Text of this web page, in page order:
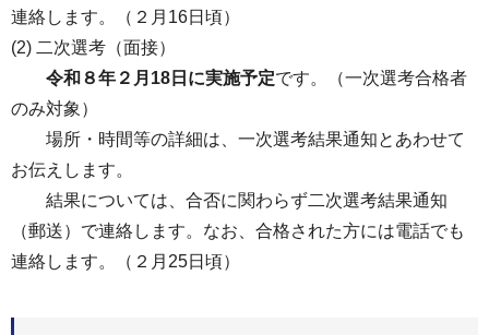
連絡します。（２月16日頃）
(2) 二次選考（面接）
令和８年２月18日に実施予定です。（一次選考合格者
のみ対象）
場所・時間等の詳細は、一次選考結果通知とあわせて
お伝えします。
結果については、合否に関わらず二次選考結果通知
（郵送）で連絡します。なお、合格された方には電話でも
連絡します。（２月25日頃）